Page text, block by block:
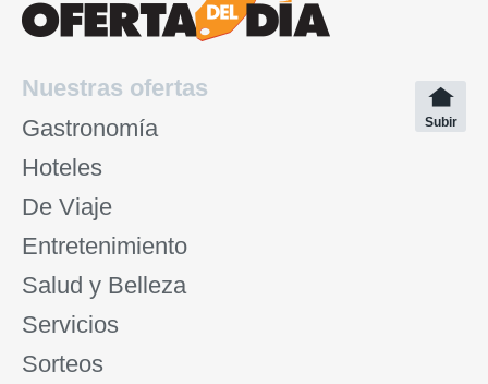
Nuestras ofertas
Gastronomía
Hoteles
De Viaje
Entretenimiento
Salud y Belleza
Servicios
Sorteos
Subir